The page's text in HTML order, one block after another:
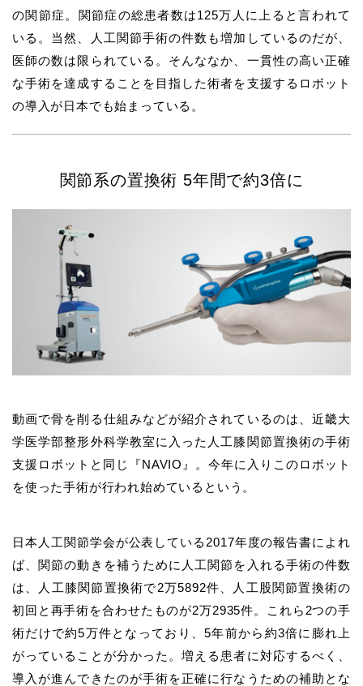
の関節症。関節症の総患者数は125万人に上ると言われて
いる。当然、人工関節手術の件数も増加しているのだが、
医師の数は限られている。そんななか、一貫性の高い正確
な手術を達成することを目指した術者を支援するロボット
の導入が日本でも始まっている。
関節系の置換術 5年間で約3倍に
動画で骨を削る仕組みなどが紹介されているのは、近畿大
学医学部整形外科学教室に入った人工膝関節置換術の手術
支援ロボットと同じ『NAVIO』。今年に入りこのロボット
を使った手術が行われ始めているという。
日本人工関節学会が公表している2017年度の報告書によれ
ば、関節の動きを補うために人工関節を入れる手術の件数
は、人工膝関節置換術で2万5892件、人工股関節置換術の
初回と再手術を合わせたものが2万2935件。これら2つの手
術だけで約5万件となっており、5年前から約3倍に膨れ上
がっていることが分かった。増える患者に対応するべく、
導入が進んできたのが手術を正確に行なうための補助とな